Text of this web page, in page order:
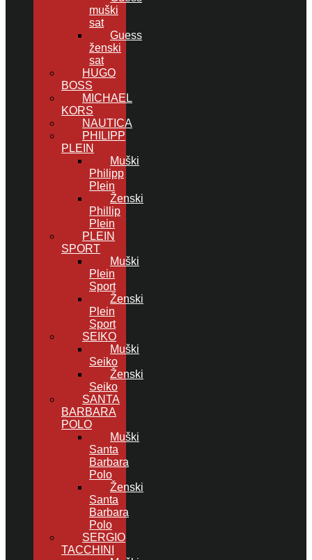
muški
sat
Guess
ženski
sat
HUGO
BOSS
MICHAEL
KORS
NAUTICA
PHILIPP
PLEIN
Muški
Philipp
Plein
Ženski
Phillip
Plein
PLEIN
SPORT
Muški
Plein
Sport
Ženski
Plein
Sport
SEIKO
Muški
Seiko
Ženski
Seiko
SANTA
BARBARA
POLO
Muški
Santa
Barbara
Polo
Ženski
Santa
Barbara
Polo
SERGIO
TACCHINI